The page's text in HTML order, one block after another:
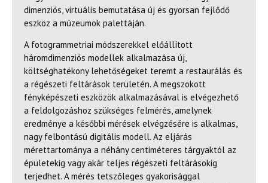
dimenziós, virtuális bemutatása új és gyorsan fejlődő
eszköz a múzeumok palettáján.
A fotogrammetriai módszerekkel előállított
háromdimenziós modellek alkalmazása új,
költséghatékony lehetőségeket teremt a restaurálás és
a régészeti feltárások területén. A megszokott
fényképészeti eszközök alkalmazásával is elvégezhető
a feldolgozáshoz szükséges felmérés, amelynek
eredménye a későbbi mérések elvégzésére is alkalmas,
nagy felbontású digitális modell. Az eljárás
mérettartománya a néhány centiméteres tárgyaktól az
épületekig vagy akár teljes régészeti feltárásokig
terjedhet. A mérés tetszőleges gyakorisággal